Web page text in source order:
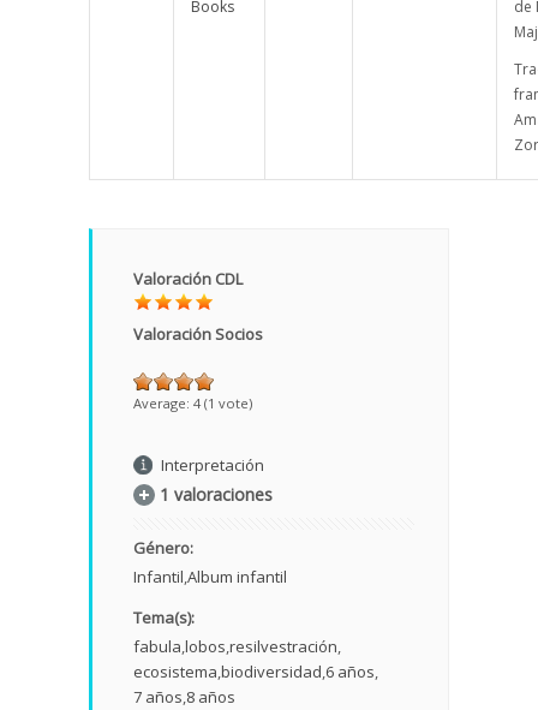
Books
de
Valoración CDL
Valoración Socios
Average: 4 (1 vote)
Interpretación
1 valoraciones
Género:
Infantil Album infantil
Tema(s):
fabula lobos resilvestración
ecosistema biodiversidad 6 años
7 años 8 años